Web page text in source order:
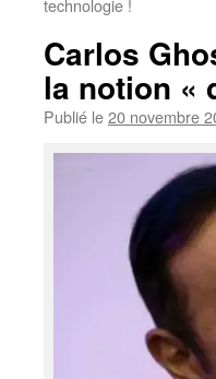
technologie !
Carlos
la notion «
Publié le20 novembre